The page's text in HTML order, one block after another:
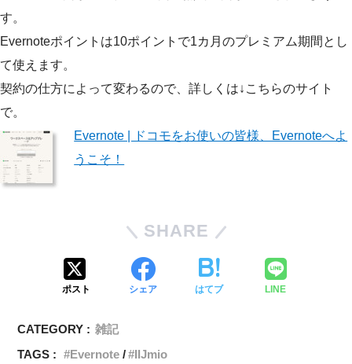
す。
Evernoteポイントは10ポイントで1カ月のプレミアム期間とし
て使えます。
契約の仕方によって変わるので、詳しくは↓こちらのサイト
で。
Evernote | ドコモをお使いの皆様、Evernoteへよ
うこそ！
SHARE
ポスト シェア はてブ LINE
CATEGORY : 雑記
TAGS :
Evernote IIJmio